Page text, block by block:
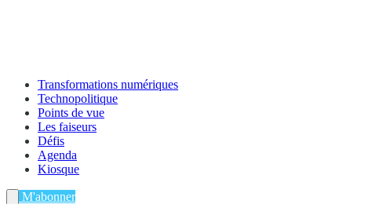
Transformations numériques
Technopolitique
Points de vue
Les faiseurs
Défis
Agenda
Kiosque
M'abonner